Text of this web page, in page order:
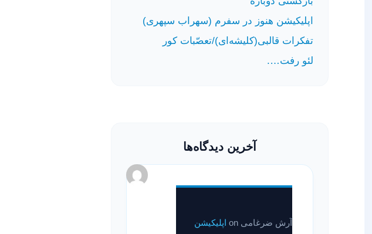
اپلیکیشن هنوز در سفرم (سهراب سپهری)
تفکرات قالبی(کلیشه‌ای)/تعصّبات کور
لئو رفت….
آخرین دیدگاه‌ها
آرش ضرغامی
اپلیکیشن